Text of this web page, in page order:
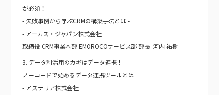
が必須！
- 失敗事例から学ぶCRMの構築手法とは -
- アーカス・ジャパン株式会社
取締役 CRM事業本部 EMOROCOサービス部 部長 河内 祐樹
3. データ利活用のカギはデータ連携！
ノーコードで始めるデータ連携ツールとは
- アステリア株式会社